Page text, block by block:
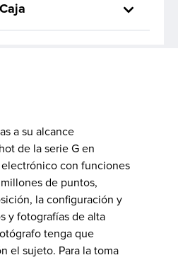
a su alcance
de la serie G en
con funciones
de puntos,
la configuración y
y fotografías de alta
tenga que
el sujeto. Para la toma